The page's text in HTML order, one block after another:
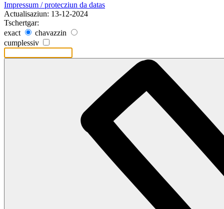
Impressum / protecziun da datas
Actualisaziun: 13-12-2024
Tschertgar:
exact
chavazzin
cumplessiv